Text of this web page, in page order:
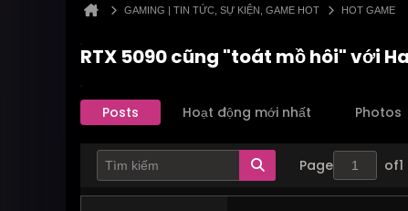
GAMING | TIN TỨC, SỰ KIỆN, GAME HOT HOT GAME
RTX 5090 cũng "toát mồ hôi" với
Posts Hoạt động mới nhất Photos
Page of1